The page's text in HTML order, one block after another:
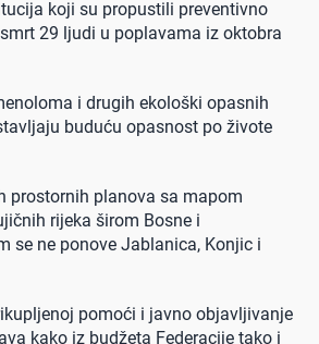
koji su propustili preventivno
29 ljudi u poplavama iz oktobra
i drugih ekološki opasnih
buduću opasnost po živote
prostornih planova sa mapom
rijeka širom Bosne i
se ne ponove Jablanica, Konjic i
pomoći i javno objavljivanje
kako iz budžeta Federacije tako i